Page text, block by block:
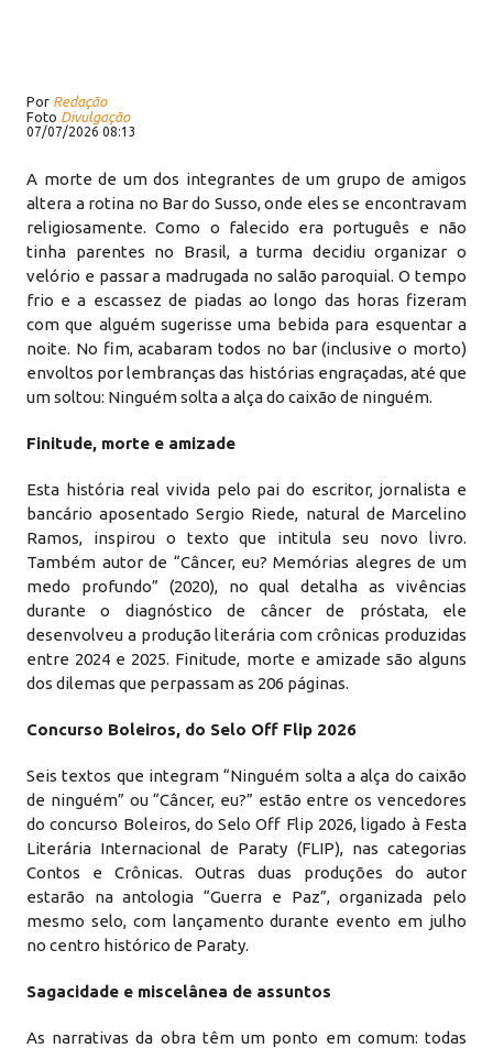
Por Redação
Foto Divulgação
07/07/2026 08:13
A morte de um dos integrantes de um grupo de amigos
altera a rotina no Bar do Susso, onde eles se encontravam
religiosamente. Como o falecido era português e não
tinha parentes no Brasil, a turma decidiu organizar o
velório e passar a madrugada no salão paroquial. O tempo
frio e a escassez de piadas ao longo das horas fizeram
com que alguém sugerisse uma bebida para esquentar a
noite. No fim, acabaram todos no bar (inclusive o morto)
envoltos por lembranças das histórias engraçadas, até que
um soltou: Ninguém solta a alça do caixão de ninguém.
Finitude, morte e amizade
Esta história real vivida pelo pai do escritor, jornalista e
bancário aposentado Sergio Riede, natural de Marcelino
Ramos, inspirou o texto que intitula seu novo livro.
Também autor de “Câncer, eu? Memórias alegres de um
medo profundo” (2020), no qual detalha as vivências
durante o diagnóstico de câncer de próstata, ele
desenvolveu a produção literária com crônicas produzidas
entre 2024 e 2025. Finitude, morte e amizade são alguns
dos dilemas que perpassam as 206 páginas.
Concurso Boleiros, do Selo Off Flip 2026
Seis textos que integram “Ninguém solta a alça do caixão
de ninguém” ou “Câncer, eu?” estão entre os vencedores
do concurso Boleiros, do Selo Off Flip 2026, ligado à Festa
Literária Internacional de Paraty (FLIP), nas categorias
Contos e Crônicas. Outras duas produções do autor
estarão na antologia “Guerra e Paz”, organizada pelo
mesmo selo, com lançamento durante evento em julho
no centro histórico de Paraty.
Sagacidade e miscelânea de assuntos
As narrativas da obra têm um ponto em comum: todas